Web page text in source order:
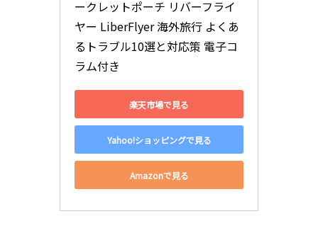
ークレットポーチ リバーフライ
ヤー LiberFlyer 海外旅行 よくあ
るトラブル10選と対応策 電子コ
ラム付き
楽天市場で見る
Yahoo!ショッピングで見る
Amazonで見る